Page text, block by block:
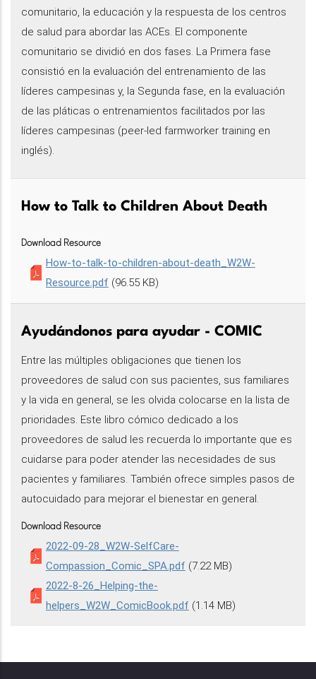
comunitario, la educación y la respuesta de los centros
de salud para abordar las ACEs. El componente
comunitario se dividió en dos fases. La Primera fase
consistió en la evaluación del entrenamiento de las
líderes campesinas y, la Segunda fase, en la evaluación
de las pláticas o entrenamientos facilitados por las
líderes campesinas (peer-led farmworker training en
inglés).
How to Talk to Children About Death
Download Resource
How-to-talk-to-children-about-death_W2W-
Resource.pdf (96.55 KB)
Ayudándonos para ayudar - COMIC
Entre las múltiples obligaciones que tienen los
proveedores de salud con sus pacientes, sus familiares
y la vida en general, se les olvida colocarse en la lista de
prioridades. Este libro cómico dedicado a los
proveedores de salud les recuerda lo importante que es
cuidarse para poder atender las necesidades de sus
pacientes y familiares. También ofrece simples pasos de
autocuidado para mejorar el bienestar en general.
Download Resource
2022-09-28_W2W-SelfCare-
Compassion_Comic_SPA.pdf (7.22 MB)
2022-8-26_Helping-the-
helpers_W2W_ComicBook.pdf (1.14 MB)